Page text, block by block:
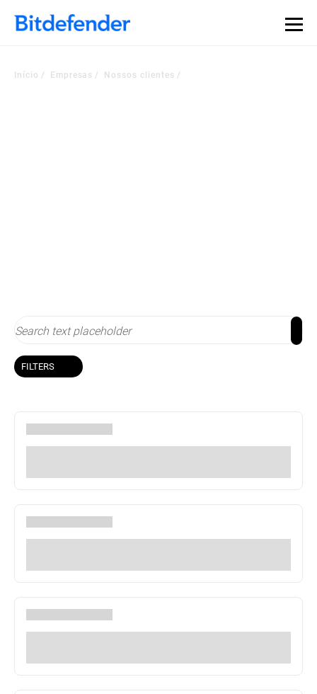
Início Empresas Nossos clientes
FILTERS